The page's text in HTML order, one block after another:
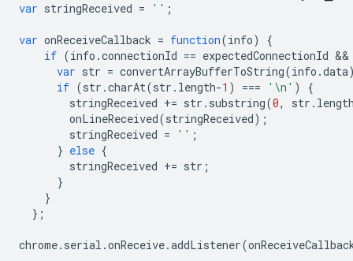
var stringReceived = '' ;
var onReceiveCallback = function(info)
{
if (info .connectionId == expectedConnectionId
var str = convertArrayBufferToString(info .data
if (str .charAt(str . length-1 ) === '\n' )
{
stringReceived += str . substring(0, str .
onLineReceived(stringReceived);
stringReceived = '' ;
} else {
stringReceived += str ;
}
}
};
chrome. serial .onReceive.addListener(